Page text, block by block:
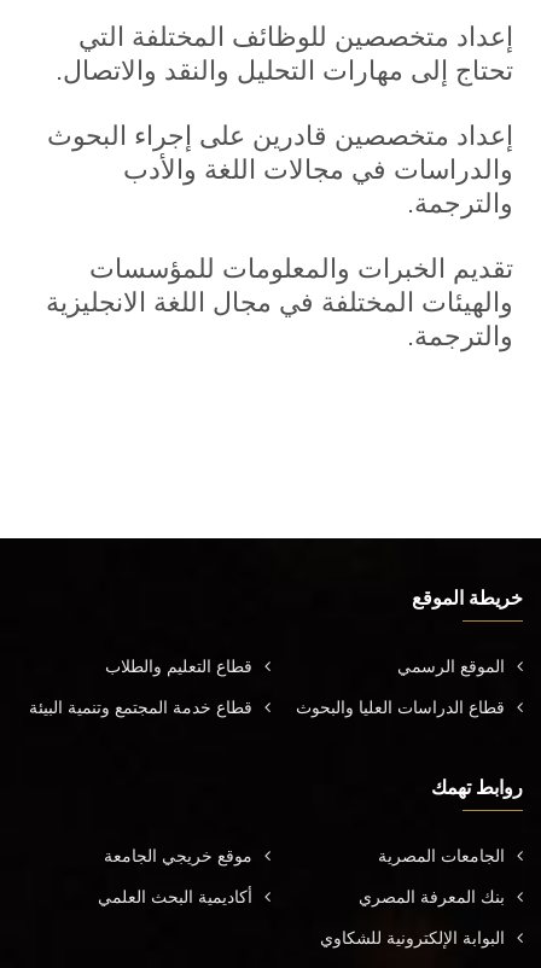
إعداد متخصصين للوظائف المختلفة التي
تحتاج إلى مهارات التحليل والنقد والاتصال.
إعداد متخصصين قادرين على إجراء البحوث
والدراسات في مجالات اللغة والأدب
والترجمة.
تقديم الخبرات والمعلومات للمؤسسات
والهيئات المختلفة في مجال اللغة الانجليزية
والترجمة.
خريطة الموقع
الموقع الرسمي قطاع التعليم والطلاب
قطاع الدراسات العليا والبحوث قطاع خدمة المجتمع وتنمية البيئة
روابط تهمك
الجامعات المصرية موقع خريجي الجامعة
بنك المعرفة المصري أكاديمية البحث العلمي
البوابة الإلكترونية للشكاوي